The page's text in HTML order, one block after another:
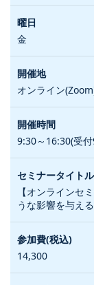
金
オンライン
9:30～16:30(受
【オンラインセ
うな影響を与え
14,300